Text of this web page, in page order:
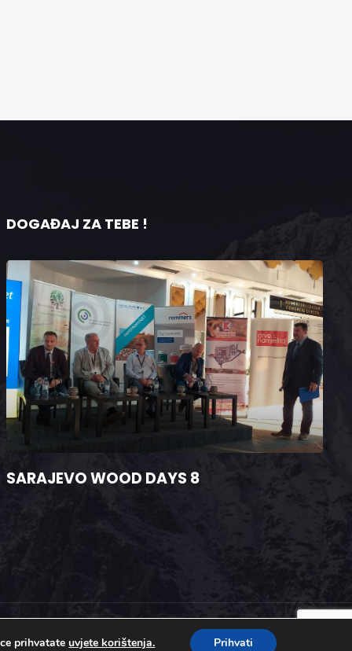
DOGAĐAJ ZA TEBE !
SARAJEVO WOOD DAYS 8
prihvatateuvjete korištenja. Prihvati